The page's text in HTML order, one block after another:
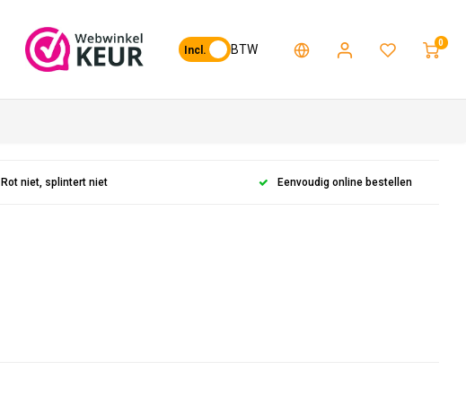
Incl. BTW 0
Rot niet, splintert niet Eenvoudig online bestellen